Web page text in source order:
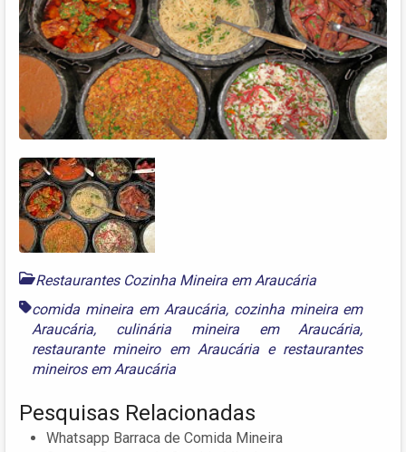
Restaurantes Cozinha Mineira em Araucária
comida mineira em Araucária, cozinha mineira em
Araucária, culinária mineira em Araucária,
restaurante mineiro em Araucáriae restaurantes
mineiros em Araucária
Pesquisas Relacionadas
Whatsapp Barraca de Comida Mineira